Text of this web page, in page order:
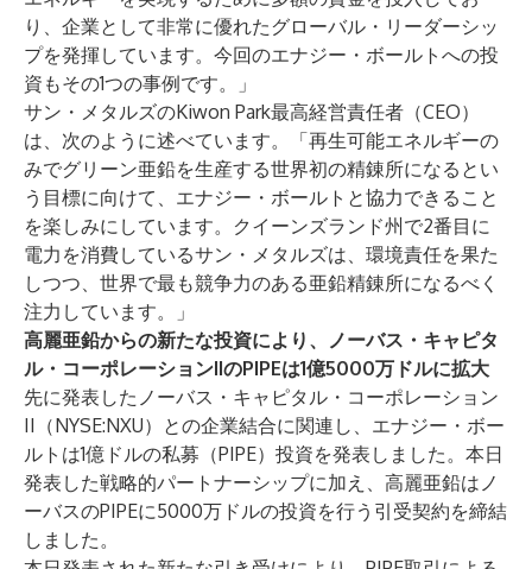
り、企業として非常に優れたグローバル・リーダーシッ
プを発揮しています。今回のエナジー・ボールトへの投
資もその1つの事例です。」
サン・メタルズのKiwon Park最高経営責任者（CEO）
は、次のように述べています。「再生可能エネルギーの
みでグリーン亜鉛を生産する世界初の精錬所になるとい
う目標に向けて、エナジー・ボールトと協力できること
を楽しみにしています。クイーンズランド州で2番目に
電力を消費しているサン・メタルズは、環境責任を果た
しつつ、世界で最も競争力のある亜鉛精錬所になるべく
注力しています。」
高麗亜鉛からの新たな投資により、ノーバス・キャピタ
ル・コーポレーションIIのPIPEは1億5000万ドルに拡大
先に発表した ノーバス・キャピタル・コーポレーション
II（NYSE:NXU）との企業結合に関連し、エナジー・ボー
ルトは1億ドルの私募（PIPE）投資を発表しました。本日
発表した戦略的パートナーシップに加え、高麗亜鉛はノ
ーバスのPIPEに5000万ドルの投資を行う引受契約を締結
しました。